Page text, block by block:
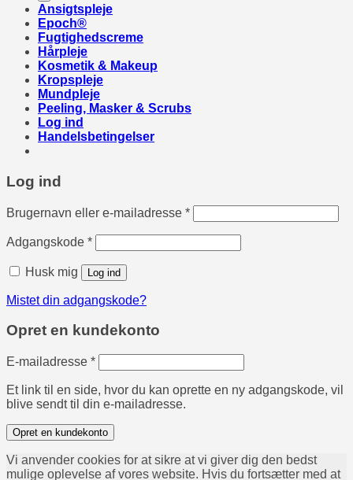
Ansigtspleje
Epoch®
Fugtighedscreme
Hårpleje
Kosmetik & Makeup
Kropspleje
Mundpleje
Peeling, Masker & Scrubs
Log ind
Handelsbetingelser
Log ind
Brugernavn eller e-mailadresse *Påkrævet
Adgangskode *Påkrævet
Husk mig Log ind
Mistet din adgangskode?
Opret en kundekonto
E-mailadresse *Påkrævet
Et link til en side, hvor du kan oprette en ny adgangskode, vil
blive sendt til din e-mailadresse.
Opret en kundekonto
Vi anvender cookies for at sikre at vi giver dig den bedst
mulige oplevelse af vores website. Hvis du fortsætter med at